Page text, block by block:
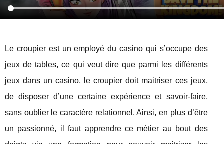
Le croupier est un employé du casino qui s’occupe des
jeux de tables, ce qui veut dire que parmi les différents
jeux dans un casino, le croupier doit maitriser ces jeux,
de disposer d’une certaine expérience et savoir-faire,
sans oublier le caractère relationnel. Ainsi, en plus d’être
un passionné, il faut apprendre ce métier au bout des